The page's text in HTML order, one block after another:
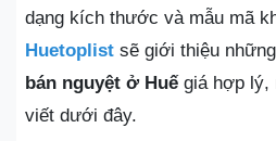
dạng kích thước và mẫu mã
Huetoplist sẽ giới thiệu
bán nguyệt ở Huếgiá hợp lý,
viết dưới đây.